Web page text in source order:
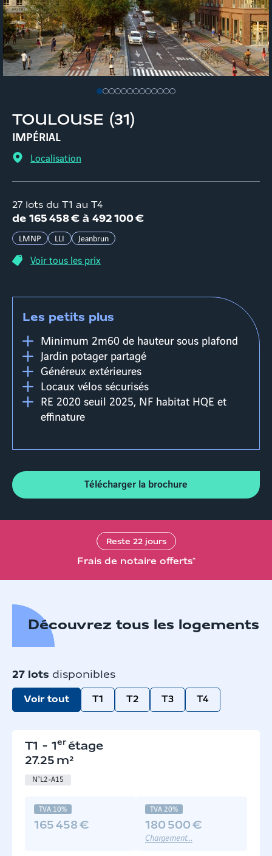
TOULOUSE (31 )
IMPÉRIAL
Localisation
27 lots du T1 au T4
de 165 458 € à 492 100 €
LMNP LLI Jeanbrun
Voir tous les prix
Les petits plus
Minimum 2m60 de hauteur sous plafond
Jardin potager partagé
Généreux extérieures
Locaux vélos sécurisés
RE 2020 seuil 2025, NF habitat HQE et
effinature
Télécharger la brochure
Reste 22jours
Frais de notaire offerts*
Découvrez tous les logements
27 lots disponibles
Voir tout T1 T2 T3 T4
T1 - 1 er étage
27.25 m²
N°L2-A15
TVA 10%
165 458 €
TVA 20%
180 500 €
Chargement...